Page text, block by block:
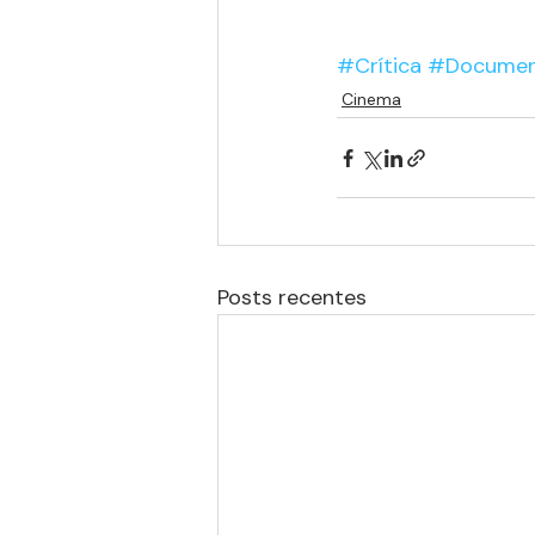
#Crítica
Cinema
Posts recentes